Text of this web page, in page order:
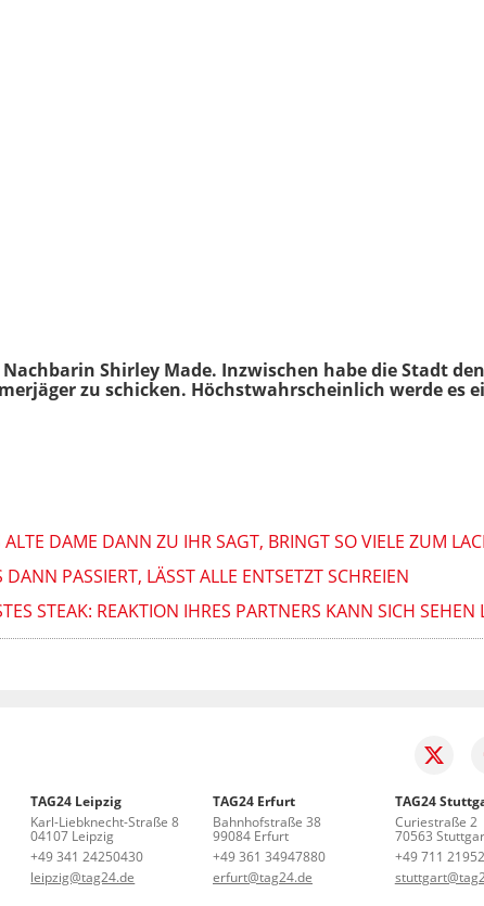
Shirley Made. Inzwischen habe die Stadt
zu schicken. Höchstwahrscheinlich werde es
DAME DANN ZU IHR SAGT, BRINGT SO VIELE ZUM
PASSIERT, LÄSST ALLE ENTSETZT SCHREIEN
STEAK: REAKTION IHRES PARTNERS KANN SICH SEHEN
TAG24 Leipzig
Karl-Liebknecht-Straße 8
04107 Leipzig
+49 341 24250430
leipzig@tag24.de
TAG24 Erfurt
Bahnhofstraße 38
99084 Erfurt
+49 361 34947880
erfurt@tag24.de
TAG24
Curiestraße 2
70563
+49 711